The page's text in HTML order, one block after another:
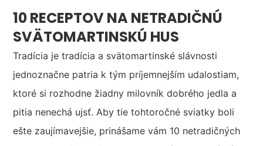
10 RECEPTOV NA NETRADIČNÚ
SVÄTOMARTINSKÚ HUS
Tradícia je tradícia a svätomartinské slávnosti
jednoznačne patria k tým príjemnejším udalostiam,
ktoré si rozhodne žiadny milovník dobrého jedla a
pitia nenechá ujsť. Aby tie tohtoročné sviatky boli
ešte zaujímavejšie, prinášame vám 10 netradičných